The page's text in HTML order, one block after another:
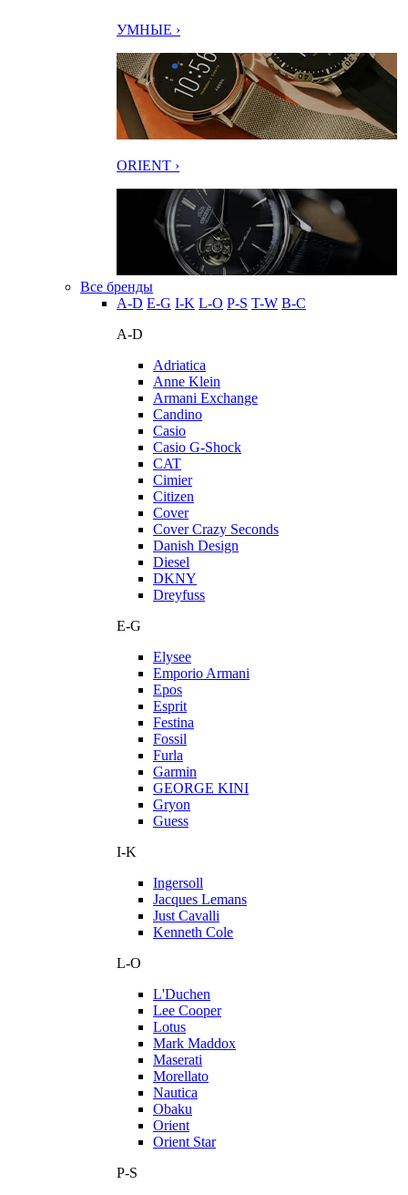
УМНЫЕ ›
ORIENT ›
Все бренды
A-D E-G I-K L-O P-S T-W В-С
A-D
Adriatica
Anne Klein
Armani Exchange
Candino
Casio
Casio G-Shock
CAT
Cimier
Citizen
Cover
Cover Crazy Seconds
Danish Design
Diesel
DKNY
Dreyfuss
E-G
Elysee
Emporio Armani
Epos
Esprit
Festina
Fossil
Furla
Garmin
GEORGE KINI
Gryon
Guess
I-K
Ingersoll
Jacques Lemans
Just Cavalli
Kenneth Cole
L-O
L'Duchen
Lee Cooper
Lotus
Mark Maddox
Maserati
Morellato
Nautica
Obaku
Orient
Orient Star
P-S